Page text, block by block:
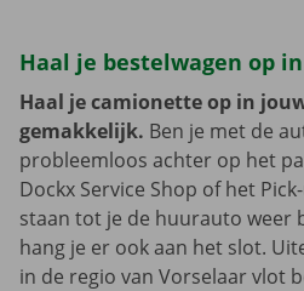
Haal je bestelwagen op
Haal je camionette op in
gemakkelijk. Ben je met de
probleemloos achter op het
Dockx Service Shop of het
staan tot je de huurauto weer
hang je er ook aan het slot.
in de regio van Vorselaar vlot